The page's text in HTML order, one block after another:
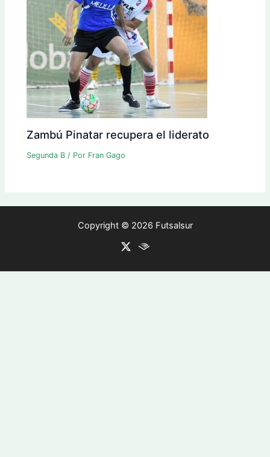
Zambú Pinatar recupera el liderato
Segunda B / Por Fran Gago
Copyright © 2026 Futsalsur